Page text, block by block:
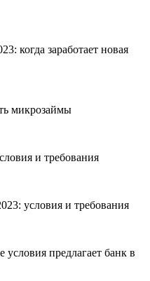
когда заработает новая
микрозаймы
и требования
условия и требования
условия предлагает банк в